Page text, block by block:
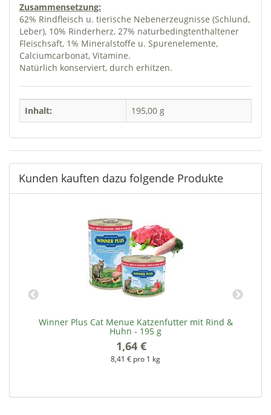
Zusammensetzung:
62% Rindfleisch u. tierische Nebenerzeugnisse (Schlund,
Leber), 10% Rinderherz, 27% naturbedingtenthaltener
Fleischsaft, 1% Mineralstoffe u. Spurenelemente,
Calciumcarbonat, Vitamine.
Natürlich konserviert, durch erhitzen.
Inhalt: 195,00 g
Kunden kauften dazu folgende Produkte
Winner Plus Cat Menue Katzenfutter mit Rind &
Huhn - 195 g
1,64 €
8,41 € pro 1 kg